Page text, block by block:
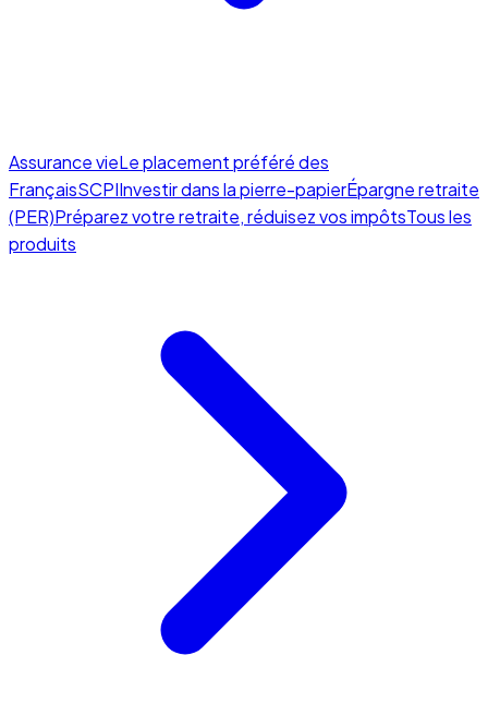
Assurance vieLe placement préféré des
FrançaisSCPIInvestir dans la pierre-papierÉpargne retraite
(PER)Préparez votre retraite, réduisez vos impôtsTous les
produits